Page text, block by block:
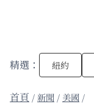
精選： 紐約
/新聞 / 美國 /